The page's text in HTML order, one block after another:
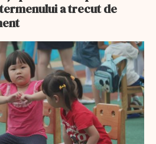
a trecut de